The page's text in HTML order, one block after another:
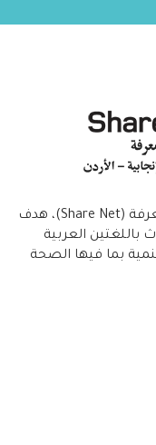
في عام 2010 تم انشاء موقع منصة المعرفة (Share Net)، هدف
باللغتين العربية
بما فيها الصحة